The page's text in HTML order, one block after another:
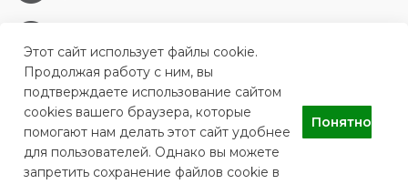
ГБУЗ Республиканский центр по профилактике и борьбе со
СПИДом и инфекционными заболеваниями
Этот сайт использует файлы cookie.
Продолжая работу с ним, вы
подтверждаете использование сайтом
cookies вашего браузера, которые
помогают нам делать этот сайт удобнее
для пользователей. Однако вы можете
запретить сохранение файлов cookie в
Понятно